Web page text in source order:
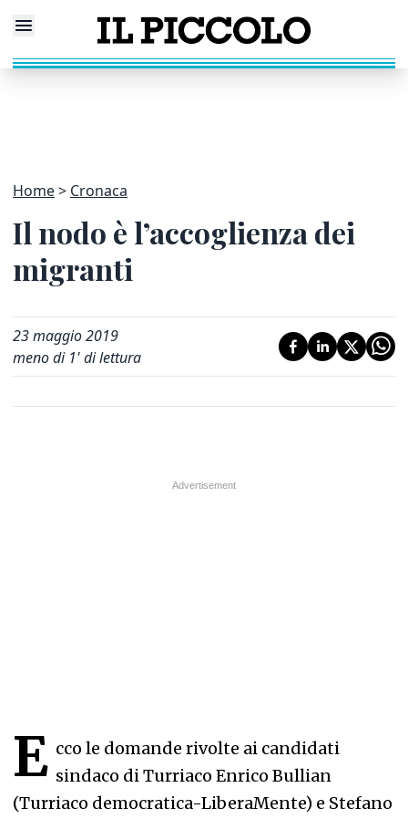
Home Cronaca
Il nodo è l’accoglienza dei
migranti
23 maggio 2019
meno di 1' di lettura
E cco le domande rivolte ai candidati
sindaco di Turriaco Enrico Bullian
(Turriaco democratica-LiberaMente) e Stefano